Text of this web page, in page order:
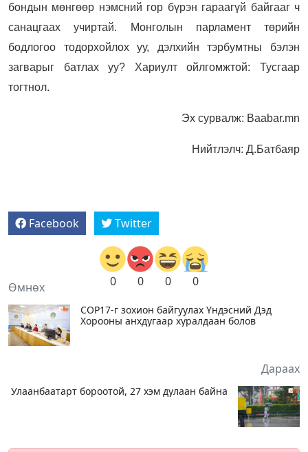
бондын мөнгөөр нэмсний гор бүрэн гараагүй байгааг ч
санацгаах учиртай. Монголын парламент төрийн
бодлогоо тодорхойлох уу, дэлхийн тэрбумтны бэлэн
загварыг батлах уу? Хариулт ойлгомжтой: Тусгаар
тогтнол.
Эх сурвалж: Baabar.mn
Нийтлэлч: Д.Батбаяр
Facebook Twitter
0 0 0 0
Өмнөх
СOP17-г зохион байгуулах Үндэсний Дэд
Хорооны анхдугаар хуралдаан болов
Дараах
Улаанбаатарт бороотой, 27 хэм дулаан байна